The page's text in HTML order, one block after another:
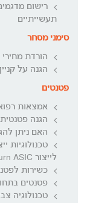
תעשייתיים
סימני מסחר
הורדת
הגנה על
פטנטים
אמצאות
הגנה
האם ניתן
טכנולוגיות
לייצור Fast Turn ASIC
כשירות
פטנטים
טכנולוגיה